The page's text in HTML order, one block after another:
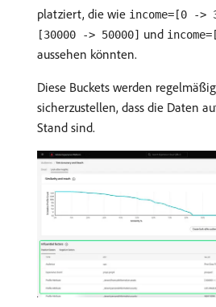
platziert, die wie income=[0 ->
[30000 -> 50000] und
aussehen könnten.
Diese Buckets werden
sicherzustellen, dass die Daten
Stand sind.